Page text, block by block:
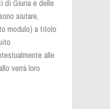
di Giuria e delle
aiutare,
modulo) a titolo
alle
verrà loro